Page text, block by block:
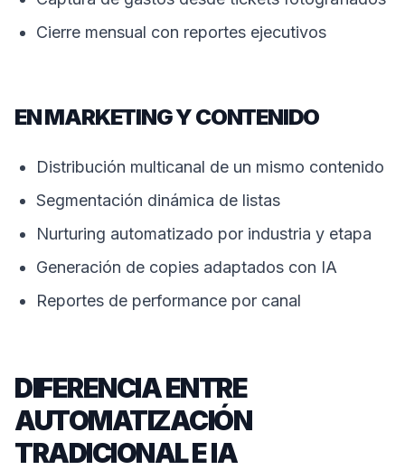
Cierre mensual con reportes ejecutivos
EN MARKETING Y CONTENIDO
Distribución multicanal de un mismo contenido
Segmentación dinámica de listas
Nurturing automatizado por industria y etapa
Generación de copies adaptados con IA
Reportes de performance por canal
DIFERENCIA ENTRE
AUTOMATIZACIÓN
TRADICIONAL E IA